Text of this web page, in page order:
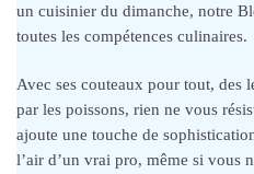
un cuisinier du dimanche, notre
toutes les compétences culinaires.
Avec ses couteaux pour tout, des
par les poissons, rien ne vous
ajoute une touche de
l’air d’un vrai pro, même si vous